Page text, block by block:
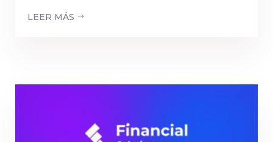
LEER MÁS